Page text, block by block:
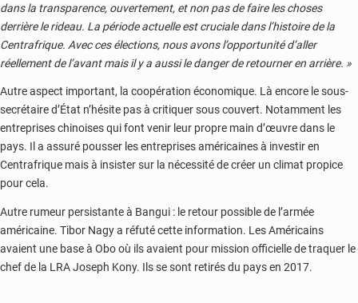
dans la transparence, ouvertement, et non pas de faire les choses
derrière le rideau. La période actuelle est cruciale dans l’histoire de la
Centrafrique. Avec ces élections, nous avons l’opportunité d’aller
réellement de l’avant mais il y a aussi le danger de retourner en arrière. »
Autre aspect important, la coopération économique. Là encore le sous-
secrétaire d’État n’hésite pas à critiquer sous couvert. Notamment les
entreprises chinoises qui font venir leur propre main d’œuvre dans le
pays. Il a assuré pousser les entreprises américaines à investir en
Centrafrique mais à insister sur la nécessité de créer un climat propice
pour cela.
Autre rumeur persistante à Bangui : le retour possible de l’armée
américaine. Tibor Nagy a réfuté cette information. Les Américains
avaient une base à Obo où ils avaient pour mission officielle de traquer le
chef de la LRA Joseph Kony. Ils se sont retirés du pays en 2017.